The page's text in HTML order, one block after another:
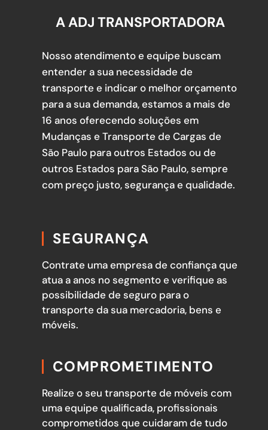
A ADJ TRANSPORTADORA
Nosso atendimento e equipe buscam
entender a sua necessidade de
transporte e indicar o melhor orçamento
para a sua demanda, estamos a mais de
16 anos oferecendo soluções em
Mudanças e Transporte de Cargas de
São Paulo para outros Estados ou de
outros Estados para São Paulo, sempre
com preço justo, segurança e qualidade.
SEGURANÇA
Contrate uma empresa de confiança que
atua a anos no segmento e verifique as
possibilidade de seguro para o
transporte da sua mercadoria, bens e
móveis.
COMPROMETIMENTO
Realize o seu transporte de móveis com
uma equipe qualificada, profissionais
comprometidos que cuidaram de tudo